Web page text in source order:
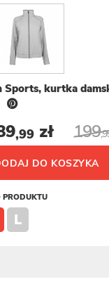
Sports, kurtka
,99 zł 199
DO KOSZYKA
PRODUKTU
L